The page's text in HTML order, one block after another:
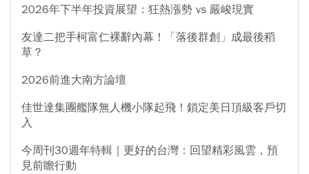
2026年下半年投資展望：狂熱漲勢 vs 嚴峻現實
友達二把手柯富仁裸辭內幕！「落後群創」成最後稻
草？
2026前進大南方論壇
佳世達集團艦隊無人機小隊起飛！鎖定美日頂級客戶切
入
今周刊30週年特輯｜更好的台灣：回望精彩風雲，預
見前瞻行動